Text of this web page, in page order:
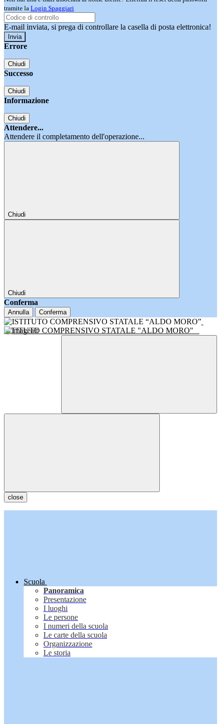
tramite la Login Spaggiari
E-mail inviata, si prega di controllare la casella di posta elettronica!
Errore
Chiudi
Successo
Chiudi
Informazione
Chiudi
Attendere...
Attendere il completamento dell'operazione...
Chiudi
Chiudi
Conferma
Annulla Conferma
ISTITUTO COMPRENSIVO STATALE "ALDO MORO"
close
Scuola
Panoramica
Presentazione
I luoghi
Le persone
I numeri della scuola
Le carte della scuola
Organizzazione
Le storia